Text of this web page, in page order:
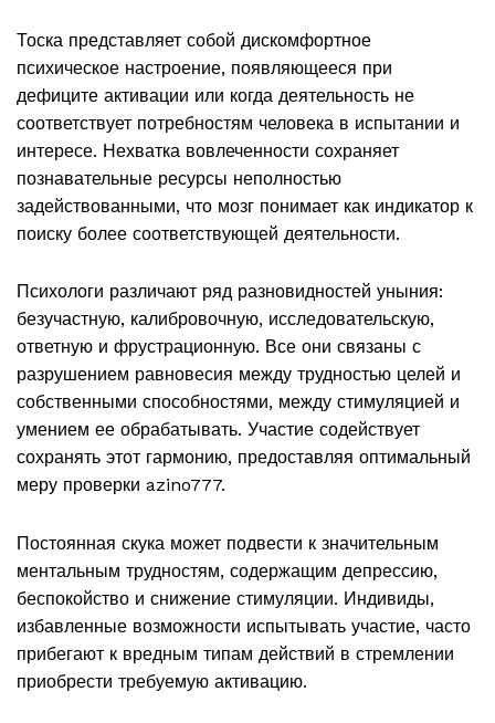
Тоска представляет собой дискомфортное
психическое настроение, появляющееся при
дефиците активации или когда деятельность не
соответствует потребностям человека в испытании и
интересе. Нехватка вовлеченности сохраняет
познавательные ресурсы неполностью
задействованными, что мозг понимает как индикатор к
поиску более соответствующей деятельности.
Психологи различают ряд разновидностей уныния:
безучастную, калибровочную, исследовательскую,
ответную и фрустрационную. Все они связаны с
разрушением равновесия между трудностью целей и
собственными способностями, между стимуляцией и
умением ее обрабатывать. Участие содействует
сохранять этот гармонию, предоставляя оптимальный
меру проверки azino777.
Постоянная скука может подвести к значительным
ментальным трудностям, содержащим депрессию,
беспокойство и снижение стимуляции. Индивиды,
избавленные возможности испытывать участие, часто
прибегают к вредным типам действий в стремлении
приобрести требуемую активацию.